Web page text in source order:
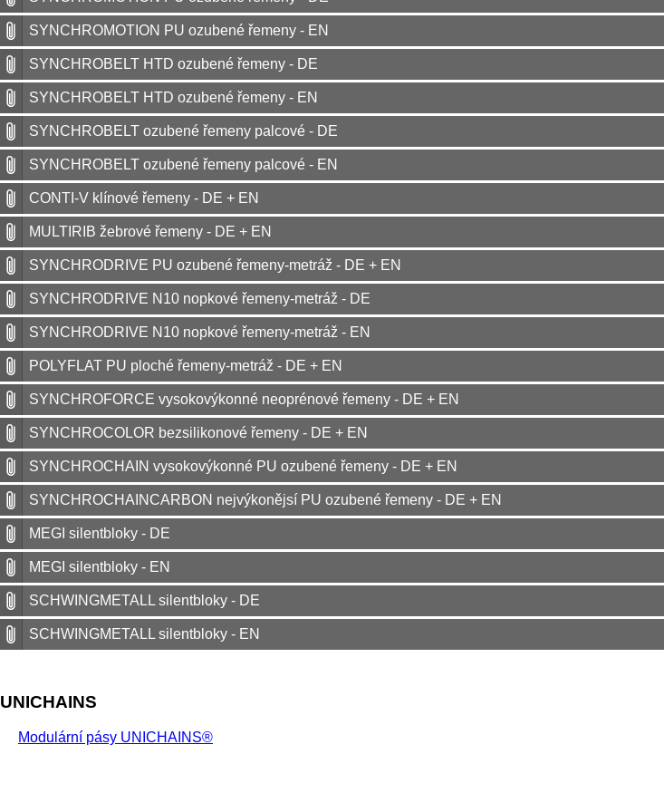
SYNCHROMOTION PU ozubené řemeny - EN
SYNCHROBELT HTD ozubené řemeny - DE
SYNCHROBELT HTD ozubené řemeny - EN
SYNCHROBELT ozubené řemeny palcové - DE
SYNCHROBELT ozubené řemeny palcové - EN
CONTI-V klínové řemeny - DE + EN
MULTIRIB žebrové řemeny - DE + EN
SYNCHRODRIVE PU ozubené řemeny-metráž - DE + EN
SYNCHRODRIVE N10 nopkové řemeny-metráž - DE
SYNCHRODRIVE N10 nopkové řemeny-metráž - EN
POLYFLAT PU ploché řemeny-metráž - DE + EN
SYNCHROFORCE vysokovýkonné neoprénové řemeny - DE + EN
SYNCHROCOLOR bezsilikonové řemeny - DE + EN
SYNCHROCHAIN vysokovýkonné PU ozubené řemeny - DE + EN
SYNCHROCHAINCARBON nejvýkonějsí PU ozubené řemeny - DE + EN
MEGI silentbloky - DE
MEGI silentbloky - EN
SCHWINGMETALL silentbloky - DE
SCHWINGMETALL silentbloky - EN
UNICHAINS
Modulární pásy UNICHAINS®